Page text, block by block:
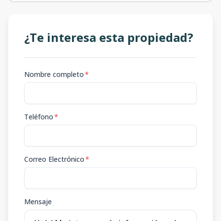
¿Te interesa esta propiedad?
Nombre completo*
Teléfono*
Correo Electrónico*
Mensaje